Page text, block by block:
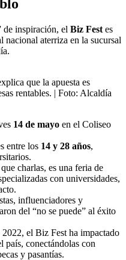
de inspiración, el Biz Fest es
nacional aterriza en la sucursal
que la apuesta es
rentables. | Foto: Alcaldía
14 de mayo en el Coliseo
entre los 14 y 28 años,
charlas, es una feria de
con universidades,
influenciadores y
del “no se puede” al éxito
2022, el Biz Fest ha impactado
país, conectándolas con
y pasantías.